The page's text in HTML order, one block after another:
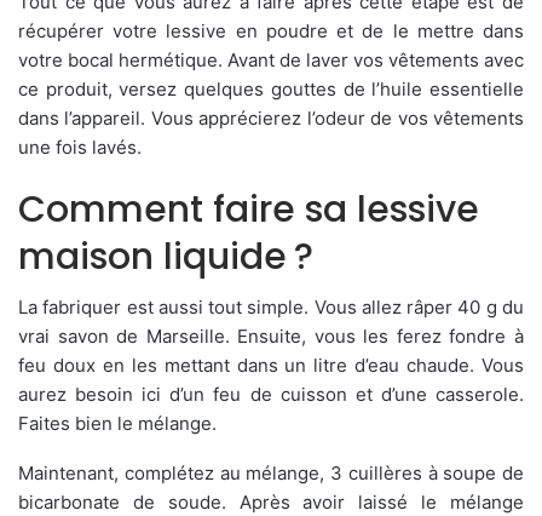
récupérer votre lessive en poudre et de le mettre dans
votre bocal hermétique. Avant de laver vos vêtements avec
ce produit, versez quelques gouttes de l’huile essentielle
dans l’appareil. Vous apprécierez l’odeur de vos vêtements
une fois lavés.
Comment faire sa lessive
maison liquide ?
La fabriquer est aussi tout simple. Vous allez râper 40 g du
vrai savon de Marseille. Ensuite, vous les ferez fondre à
feu doux en les mettant dans un litre d’eau chaude. Vous
aurez besoin ici d’un feu de cuisson et d’une casserole.
Faites bien le mélange.
Maintenant, complétez au mélange, 3 cuillères à soupe de
bicarbonate de soude. Après avoir laissé le mélange